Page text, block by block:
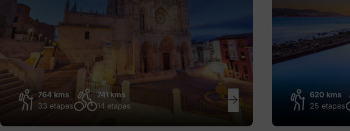
764 kms
33 etapas
741 kms
14 etapas
620 kms
25 etapas